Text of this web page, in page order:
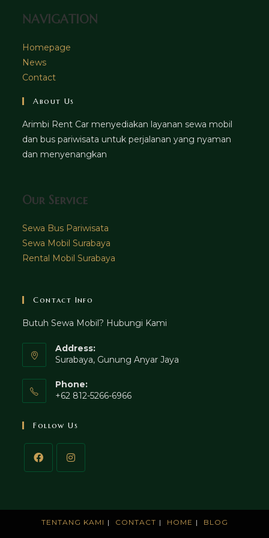
NAVIGATION
Homepage
News
Contact
About Us
Arimbi Rent Car menyediakan layanan sewa mobil
dan bus pariwisata untuk perjalanan yang nyaman
dan menyenangkan
Our Service
Sewa Bus Pariwisata
Sewa Mobil Surabaya
Rental Mobil Surabaya
Contact Info
Butuh Sewa Mobil? Hubungi Kami
Address:
Surabaya, Gunung Anyar Jaya
Phone:
+62 812-5266-6966
Follow Us
TENTANG KAMI CONTACT HOME BLOG